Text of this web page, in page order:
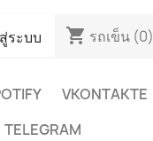
ระบบ shopping_cart รถเข็น (0)
VKONTAKTE
TELEGRAM